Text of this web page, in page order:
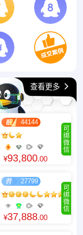
查看更多
可
绑
微
信
44144
¥93,800.00
可
绑
微
信
27799
¥37,888.00